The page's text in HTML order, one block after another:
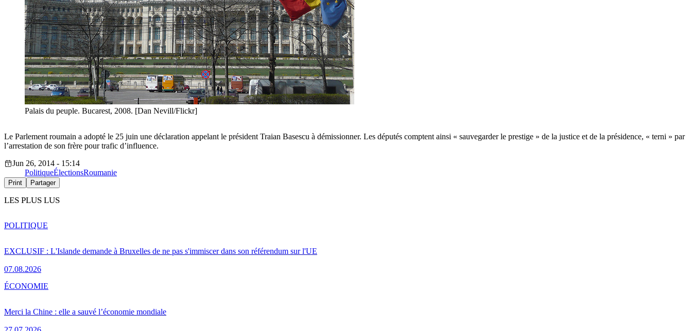
Palais du peuple. Bucarest, 2008. [Dan Nevill/Flickr]
Le Parlement roumain a adopté le 25 juin une déclaration appelant le président Traian Basescu à démissionner. Les députés comptent ainsi « sauvegarder le prestige » de la justice et de la présidence, « terni » par
l’arrestation de son frère pour trafic d’influence.
Jun 26, 2014 - 15:14
PolitiqueÉlectionsRoumanie
Print Partager
LES PLUS LUS
EXCLUSIF : L'Islande demande à Bruxelles de ne pas s'immiscer dans son référendum sur l'UE
07.08.2026
POLITIQUE
Merci la Chine : elle a sauvé l’économie mondiale
ÉCONOMIE